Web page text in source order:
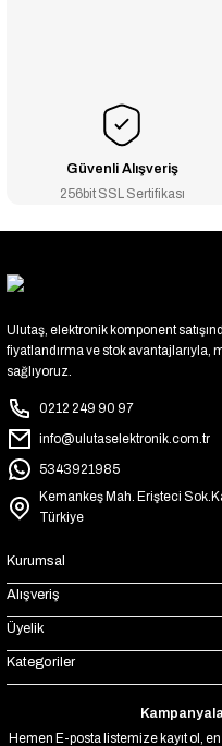
Güvenli Alışveriş
256bit SSL Sertifikası
Ulutaş, elektronik komponent
fiyatlandırma ve stok
sağlıyoruz.
0212 249 90 97
info@ulutaselektronik.com.tr
5343921985
Kemankeş Mah. Erişteci
Türkiye
Kurumsal
Alışveriş
Üyelik
Kategoriler
Hemen E-posta listemize kayıt ol,